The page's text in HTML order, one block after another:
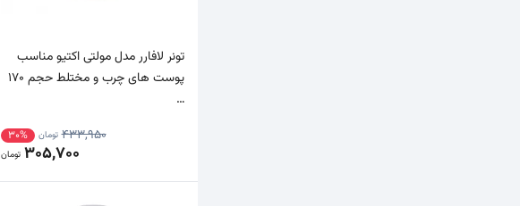
تونر لافارر مدل مولتی اکتیو مناسب
پوست های چرب و مختلط حجم 170
…
433,950 تومان 30%
305,700 تومان